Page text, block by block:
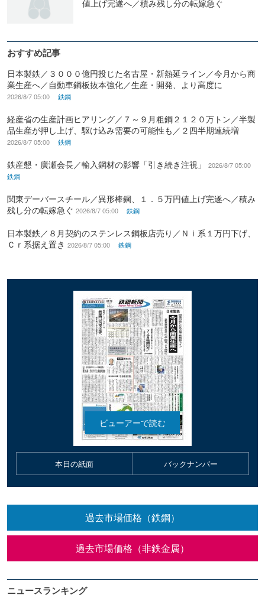
値上げ完遂へ／積み残し分の転嫁急ぐ
おすすめ記事
日本製鉄／３０００億円投じた名古屋・新熱延ライン／今月から商
業生産へ／自動車鋼板抜本強化／生産・開発、より高度に
2026/8/7 05:00 鉄鋼
経産省の生産計画ヒアリング／７～９月粗鋼２１２０万トン／半製
品生産が押し上げ、駆け込み需要の可能性も／２四半期連続増
2026/8/7 05:00 鉄鋼
鉄産懇・廣瀬会長／輸入鋼材の影響「引き続き注視」
2026/8/7 05:00
鉄鋼
関東デーバースチール／異形棒鋼、１．５万円値上げ完遂へ／積み
残し分の転嫁急ぐ 2026/8/7 05:00 鉄鋼
日本製鉄／８月契約のステンレス鋼板店売り／Ｎｉ系１万円下げ、
Ｃｒ系据え置き 2026/8/7 05:00 鉄鋼
本日の紙面 バックナンバー
過去市場価格（鉄鋼）
過去市場価格（非鉄金属）
ニュースランキング